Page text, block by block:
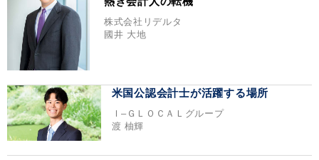
株式会社リデルタ
國井 大地
米国公認会計士が活躍する場所
Ｉ‒ＧＬＯＣＡＬグループ
渡 柚輝